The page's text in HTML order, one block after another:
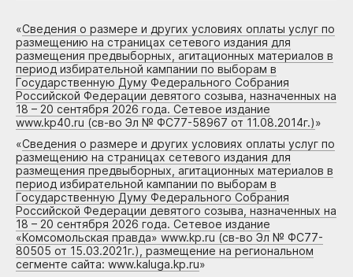
«Сведения о размере и других условиях оплаты услуг по
размещению на страницах сетевого издания для
размещения предвыборных, агитационных материалов в
период избирательной кампании по выборам в
Государственную Думу Федерального Собрания
Российской Федерации девятого созыва, назначенных на
18 – 20 сентября 2026 года. Сетевое издание
www.kp40.ru (св-во Эл № ФС77-58967 от 11.08.2014г.)»
«Сведения о размере и других условиях оплаты услуг по
размещению на страницах сетевого издания для
размещения предвыборных, агитационных материалов в
период избирательной кампании по выборам в
Государственную Думу Федерального Собрания
Российской Федерации девятого созыва, назначенных на
18 – 20 сентября 2026 года. Сетевое издание
«Комсомольская правда» www.kp.ru (св-во Эл № ФС77-
80505 от 15.03.2021г.), размещение на региональном
сегменте сайта: www.kaluga.kp.ru»